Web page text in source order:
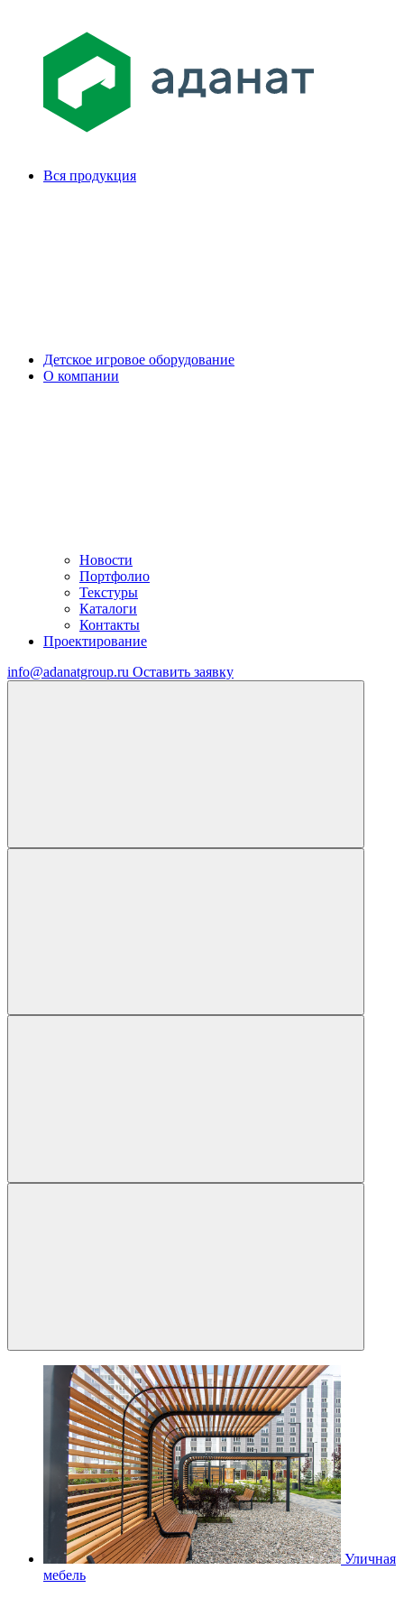
Вся продукция
Детское игровое оборудование
О компании
Новости
Портфолио
Текстуры
Каталоги
Контакты
Проектирование
info@adanatgroup.ru Оставить заявку
Уличная
мебель